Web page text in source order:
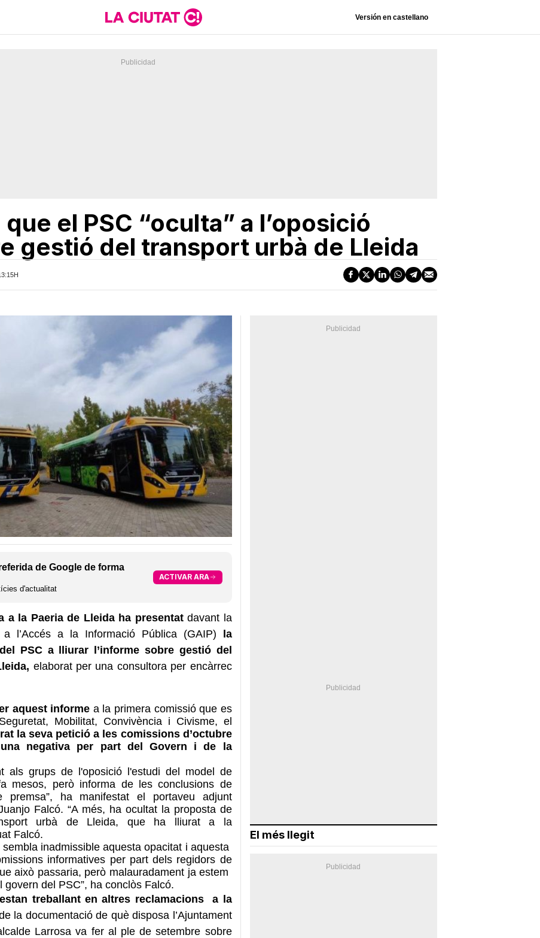
Versión en castellano
el PSC “oculta” a l’oposició
gestió del transport urbà de Lleida
de Google de forma
d'actualitat
ACTIVAR ARA
a la Paeria de Lleida ha presentatdavant la
l’Accés a la Informació Pública (GAIP) la
PSC a lliurar l’informe sobre gestió del
elaborat per una consultora per encàrrec
aquest informe a la primera comissió que es
Mobilitat, Convivència i Civisme, el
la seva petició a les comissions d’octubre
una negativa per part del Govern i de la
als grups de l'oposició l'estudi del model de
mesos, però informa de les conclusions de
premsa”, ha manifestat el portaveu adjunt
Falcó. “A més, ha ocultat la proposta de
urbà de Lleida, que ha lliurat a la
Falcó.
sembla inadmissibleaquestaopacitat i aquesta
informatives per partdels regidors de
això passaria, però malauradament ja estem
govern del PSC”, ha conclòs Falcó.
treballant en altres reclamacions a la
la documentació de què disposa l’Ajuntament
Larrosa va fer al ple de setembre sobre
El més llegit